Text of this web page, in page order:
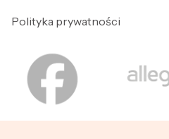
Polityka prywatności